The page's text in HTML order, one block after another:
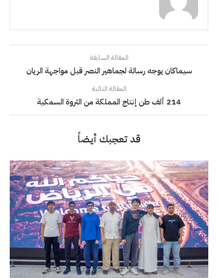
المقالة السابقة
سيماكان يوجه رسالة لجماهير النصر قبل مواجهة الريان
المقالة التالية
214 ألف طن إنتاج المملكة من الثروة السمكية
قد تعجبك أيضاً